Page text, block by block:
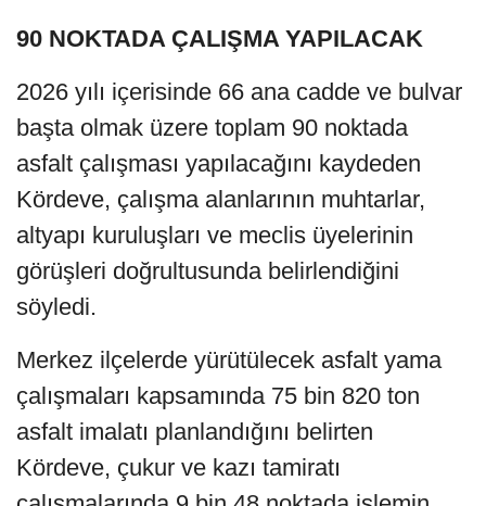
90 NOKTADA ÇALIŞMA YAPILACAK
2026 yılı içerisinde 66 ana cadde ve bulvar
başta olmak üzere toplam 90 noktada
asfalt çalışması yapılacağını kaydeden
Kördeve, çalışma alanlarının muhtarlar,
altyapı kuruluşları ve meclis üyelerinin
görüşleri doğrultusunda belirlendiğini
söyledi.
Merkez ilçelerde yürütülecek asfalt yama
çalışmaları kapsamında 75 bin 820 ton
asfalt imalatı planlandığını belirten
Kördeve, çukur ve kazı tamiratı